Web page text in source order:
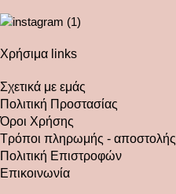
Χρήσιμα links
Σχετικά με εμάς
Πολιτική Προστασίας
Όροι Χρήσης
Τρόποι πληρωμής - αποστολής
Πολιτική Επιστροφών
Επικοινωνία